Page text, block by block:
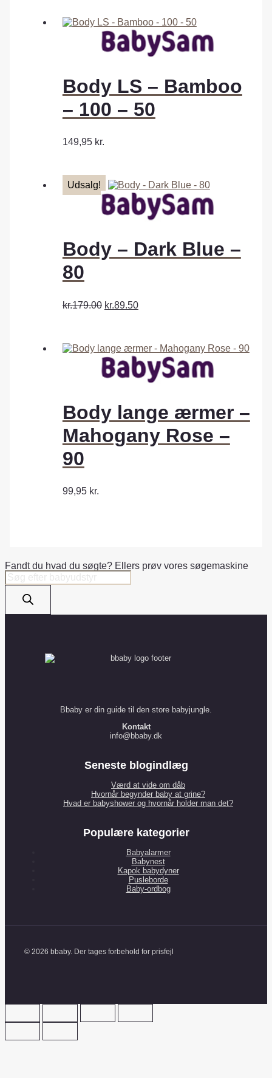
Body LS – Bamboo
– 100 – 50
149,95 kr.
Udsalg!
Body – Dark Blue –
80
kr.179.00 kr.89.50
Body lange ærmer –
Mahogany Rose –
90
99,95 kr.
Fandt du hvad du søgte? Ellers prøv vores søgemaskine
Products
search
Bbaby er din guide til den store babyjungle.
Kontakt
info@bbaby.dk
Seneste blogindlæg
Værd at vide om dåb
Hvornår begynder baby at grine?
Hvad er babyshower og hvornår holder man det?
Populære kategorier
Babyalarmer
Babynest
Kapok babydyner
Pusleborde
Baby-ordbog
© 2026 bbaby. Der tages forbehold for prisfejl